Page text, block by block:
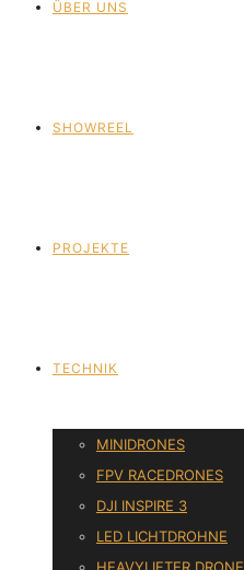
ÜBER UNS
SHOWREEL
PROJEKTE
TECHNIK
MINIDRONES
FPV RACEDRONES
DJI INSPIRE 3
LED LICHTDROHNE